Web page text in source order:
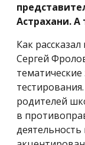
Астрахани.
Как
Сергей
родителей
в